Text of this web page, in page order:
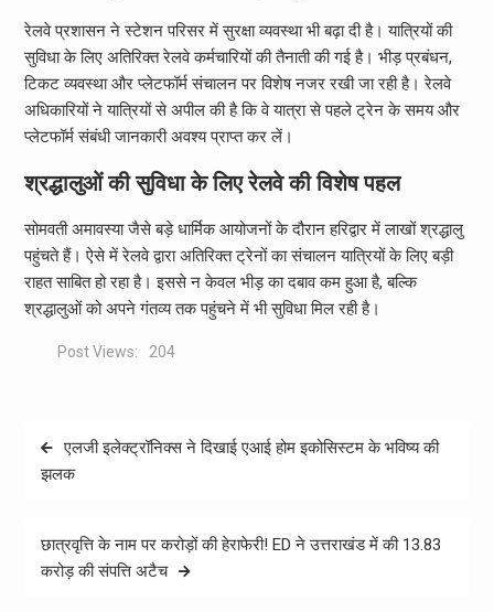
रेलवे प्रशासन ने स्टेशन परिसर में सुरक्षा व्यवस्था भी बढ़ा दी है। यात्रियों की
सुविधा के लिए अतिरिक्त रेलवे कर्मचारियों की तैनाती की गई है। भीड़ प्रबंधन,
टिकट व्यवस्था और प्लेटफॉर्म संचालन पर विशेष नजर रखी जा रही है। रेलवे
अधिकारियों ने यात्रियों से अपील की है कि वे यात्रा से पहले ट्रेन के समय और
प्लेटफॉर्म संबंधी जानकारी अवश्य प्राप्त कर लें।
श्रद्धालुओं की सुविधा के लिए रेलवे की विशेष पहल
सोमवती अमावस्या जैसे बड़े धार्मिक आयोजनों के दौरान हरिद्वार में लाखों श्रद्धालु
पहुंचते हैं। ऐसे में रेलवे द्वारा अतिरिक्त ट्रेनों का संचालन यात्रियों के लिए बड़ी
राहत साबित हो रहा है। इससे न केवल भीड़ का दबाव कम हुआ है, बल्कि
श्रद्धालुओं को अपने गंतव्य तक पहुंचने में भी सुविधा मिल रही है।
Post Views: 204
Post
navigation
एलजी इलेक्ट्रॉनिक्स ने दिखाई एआई होम इकोसिस्टम के भविष्य की
झलक
छात्रवृत्ति के नाम पर करोड़ों की हेराफेरी! ED ने उत्तराखंड में की 13.83
करोड़ की संपत्ति अटैच